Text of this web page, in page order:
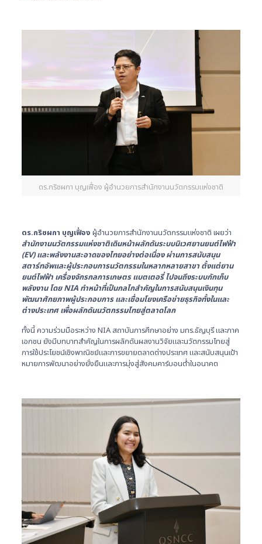
ดร.กริชผกา บุญเฟื่อง ผู้อำนวยการสำนักงานนวัตกรรมแห่งชาติ
ดร.กริชผกา บุญเฟื่อง ผู้อำนวยการสำนักงานนวัตกรรมแห่งชาติ เผยว่า
สำนักงานนวัตกรรมแห่งชาติเดินหน้าผลักดันระบบนิเวศยานยนต์ไฟฟ้า
(EV) และพลังงานสะอาดของไทยอย่างต่อเนื่อง ผ่านการสนับสนุน
สตาร์ทอัพและผู้ประกอบการนวัตกรรมในหลากหลายสาขา ตั้งแต่ยาน
ยนต์ไฟฟ้า เครื่องจักรกลการเกษตร แบตเตอรี่ ไปจนถึงระบบกักเก็บ
พลังงาน โดย NIA ทำหน้าที่เป็นกลไกสำคัญในการสนับสนุนเงินทุน
พัฒนาศักยภาพผู้ประกอบการ และเชื่อมโยงเครือข่ายธุรกิจทั้งในและ
ต่างประเทศ เพื่อผลักดันนวัตกรรมไทยสู่ตลาดโลก
ทั้งนี้ ความร่วมมือระหว่าง NIA สถาบันการศึกษาอย่าง มทร.ธัญบุรี และภาค
เอกชน ยังมีบทบาทสำคัญในการผลักดันผลงานวิจัยและนวัตกรรมไทยสู่
การใช้ประโยชน์เชิงพาณิชย์และการขยายตลาดต่างประเทศ และสนับสนุนเป้า
หมายการพัฒนาอย่างยั่งยืนและการมุ่งสู่สังคมคาร์บอนต่ำในอนาคต